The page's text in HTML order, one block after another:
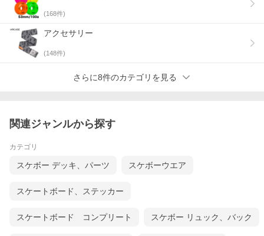
(168件)
アクセサリー
(148件)
さらに8件のカテゴリを見る
関連ジャンルから探す
カテゴリ
スケボー デッキ、パーツ スケボーウエア
スケートボード、ステッカー
スケートボード コンプリート スケボー リュック、バック